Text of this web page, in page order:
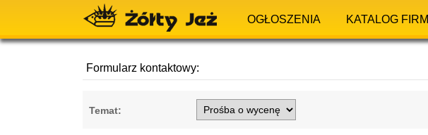
OGŁOSZENIA KATALOG FIRM
Formularz kontaktowy:
Temat: